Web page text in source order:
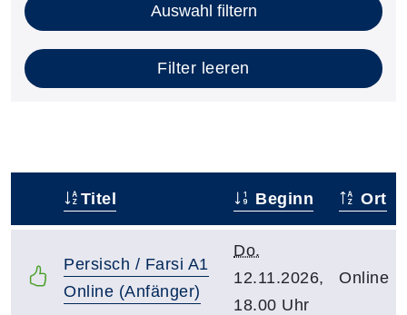
Auswahl filtern
Filter leeren
Titel Beginn Ort
Persisch / Farsi A1
Online (Anfänger)
Do.
12.11.2026,
18.00 Uhr
Online